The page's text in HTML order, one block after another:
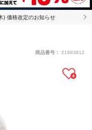
) 価格改定のお知らせ
商品番号： 21983812